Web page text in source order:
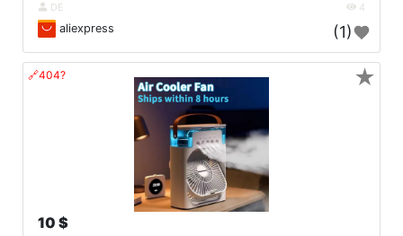
DE 4
aliexpress (1)
🔗404?
10 $
★